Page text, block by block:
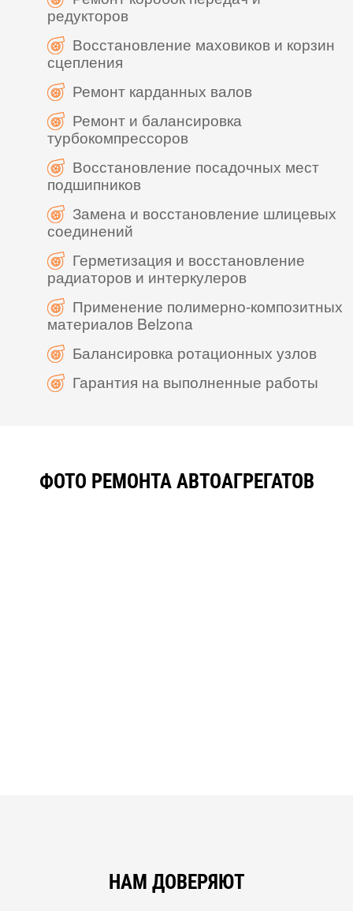
редукторов
Восстановление маховиков и корзин
сцепления
Ремонт карданных валов
Ремонт и балансировка
турбокомпрессоров
Восстановление посадочных мест
подшипников
Замена и восстановление шлицевых
соединений
Герметизация и восстановление
радиаторов и интеркулеров
Применение полимерно-композитных
материалов Belzona
Балансировка ротационных узлов
Гарантия на выполненные работы
ФОТО РЕМОНТА АВТОАГРЕГАТОВ
НАМ ДОВЕРЯЮТ